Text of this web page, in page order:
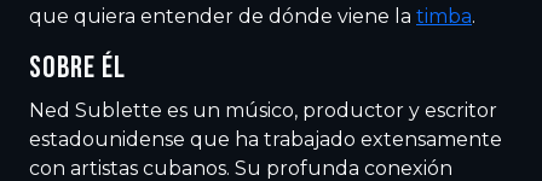
que quiera entender de dónde viene la timba.
SOBRE ÉL
Ned Sublette es un músico, productor y escritor
estadounidense que ha trabajado extensamente
con artistas cubanos. Su profunda conexión